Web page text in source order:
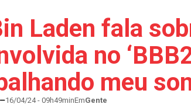
Laden fala
no
meu
16/04/24 - 09h49minEmGente